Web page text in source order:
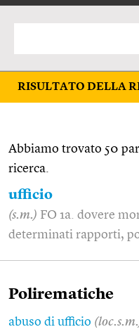
RISULTATO DELLA
Abbiamo trovato 50
ricerca.
ufficio
(s.m.) FO 1a. dovere
determinati rapporti,
Polirematiche
abuso di ufficio